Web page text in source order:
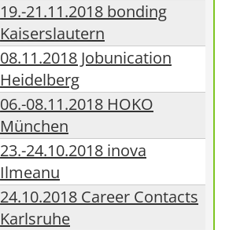
19.-21.11.2018 bonding
Kaiserslautern
08.11.2018 Jobunication
Heidelberg
06.-08.11.2018 HOKO
München
23.-24.10.2018 inova
Ilmeanu
24.10.2018 Career Contacts
Karlsruhe